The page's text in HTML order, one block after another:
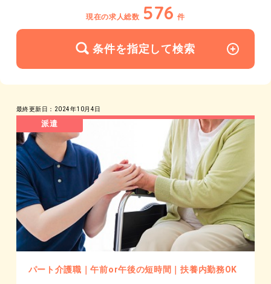
現在の求人総数 576 件
条件を指定して検索
最終更新日：2024年10月4日
派遣
パート介護職｜午前or午後の短時間｜扶養内勤務OK